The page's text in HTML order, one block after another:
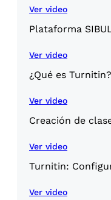
Ver video
Plataforma
Ver video
¿Qué es Turnitin?
Ver video
Creación de
Ver video
Turnitin:
Ver video